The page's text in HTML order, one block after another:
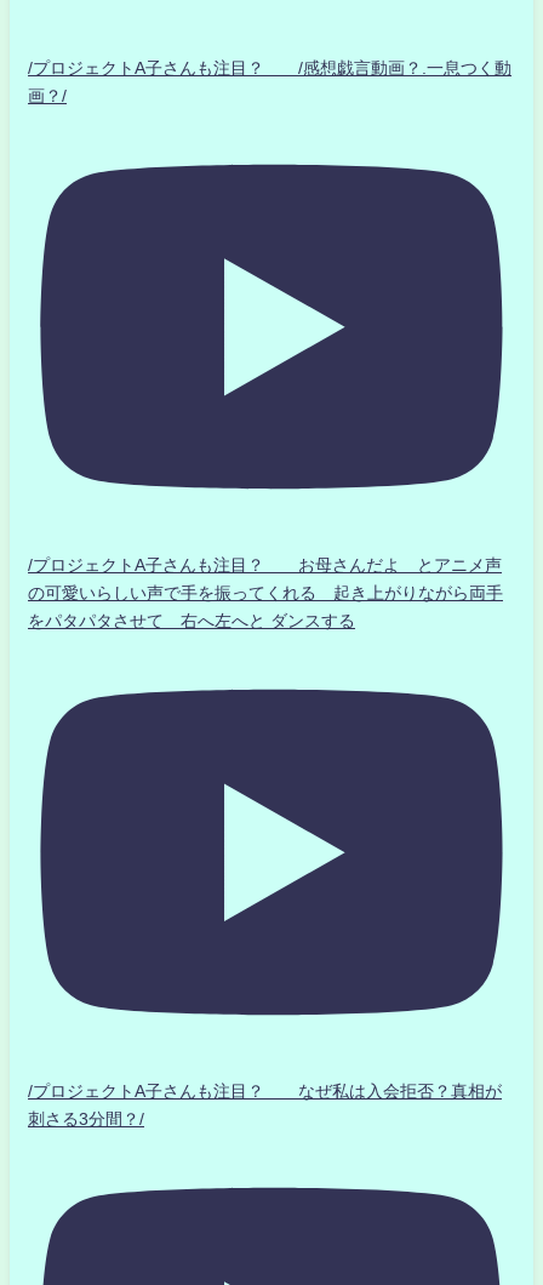
/プロジェクトA子さんも注目？ /感想戯言動画？.一息つく動
画？/
/プロジェクトA子さんも注目？ お母さんだよ とアニメ声
の可愛いらしい声で手を振ってくれる 起き上がりながら両手
をパタパタさせて 右へ左へと ダンスする
/プロジェクトA子さんも注目？ なぜ私は入会拒否？真相が
刺さる3分間？/